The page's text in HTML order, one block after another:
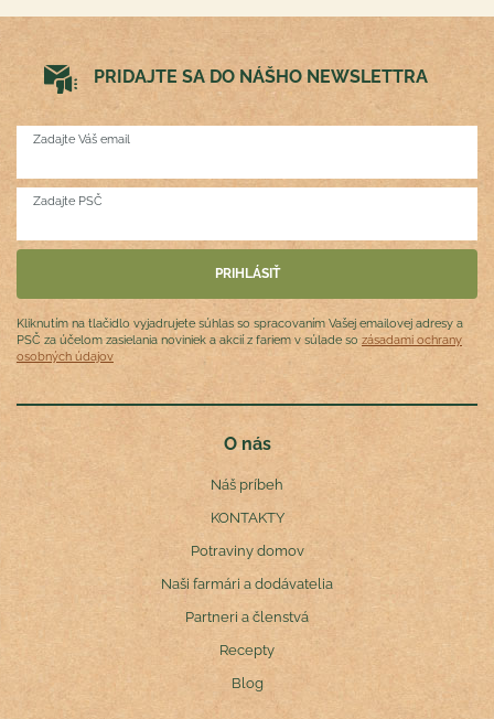
PRIDAJTE SA DO NÁŠHO NEWSLETTRA
Zadajte Váš email
Zadajte PSČ
Kliknutím na tlačidlo vyjadrujete súhlas so spracovaním Vašej emailovej adresy a
PSČ za účelom zasielania noviniek a akcií z fariem v súlade so zásadami ochrany
osobných údajov
O nás
Náš príbeh
KONTAKTY
Potraviny domov
Naši farmári a dodávatelia
Partneri a členstvá
Recepty
Blog